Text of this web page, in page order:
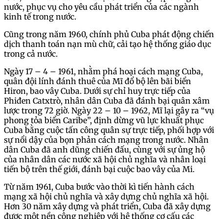
nước, phục vụ cho yêu cầu phát triển của các ngành
kinh tế trong nước.
Cũng trong năm 1960, chính phủ Cuba phát động chiến
dịch thanh toán nạn mù chữ, cải tạo hệ thống giáo dục
trong cả nước.
Ngày 17 – 4 – 1961, nhằm phá hoại cách mạng Cuba,
quân đội lính đánh thuê của Mĩ đổ bộ lên bãi biển
Hiron, bao vây Cuba. Dưới sự chỉ huy trực tiếp của
Phiđen Catxtrò, nhân dân Cuba đã đánh bại quân xâm
lược trong 72 giờ. Ngày 22 – 10 – 1962, Mĩ lại gây ra “vụ
phong tỏa biển Caribe”, định dừng vũ lực khuất phục
Cuba bằng cuộc tấn công quân sự trực tiếp, phối hợp với
sự nổi dậy của bọn phản cách mạng trong nước. Nhân
dân Cuba đã anh dũng chiến đấu, cùng với sự ủng hộ
của nhân dân các nước xã hội chủ nghĩa và nhân loại
tiến bộ trên thế giới, đánh bại cuộc bao vây của Mi.
Từ năm 1961, Cuba bước vào thời kì tiến hành cách
mạng xã hội chủ nghĩa và xây dựng chủ nghĩa xã hội.
Hơn 30 năm xây dựng và phát triển, Cuba đã xây dựng
được một nền công nghiệp với hệ thống cơ cấu các